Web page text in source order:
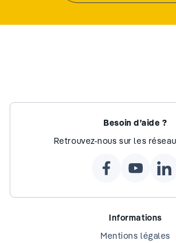
Besoin d’aide ?
Retrouvez-nous sur les
Informations
Mentions légales